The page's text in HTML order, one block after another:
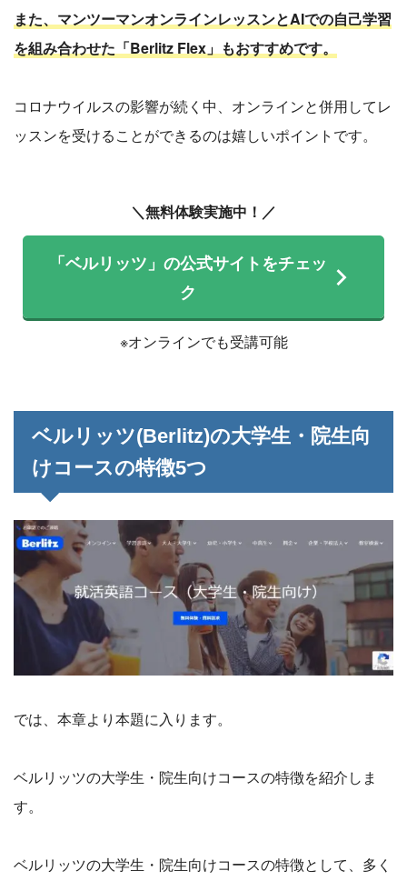
また、マンツーマンオンラインレッスンとAIでの自己学習
を組み合わせた「Berlitz Flex」もおすすめです。
コロナウイルスの影響が続く中、オンラインと併用してレ
ッスンを受けることができるのは嬉しいポイントです。
＼無料体験実施中！／
「ベルリッツ」の公式サイトをチェッ
ク
※オンラインでも受講可能
ベルリッツ(Berlitz)の大学生・院生向
けコースの特徴5つ
では、本章より本題に入ります。
ベルリッツの大学生・院生向けコースの特徴を紹介しま
す。
ベルリッツの大学生・院生向けコースの特徴として、多く